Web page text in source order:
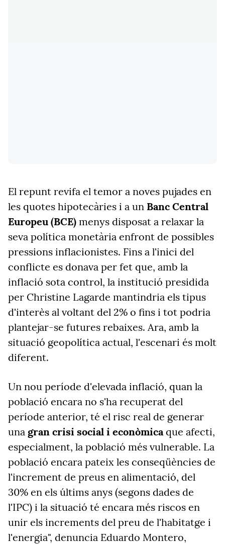
El repunt revifa el temor a noves pujades en
les quotes hipotecàries i a un Banc Central
Europeu (BCE) menys disposat a relaxar la
seva política monetària enfront de possibles
pressions inflacionistes. Fins a l'inici del
conflicte es donava per fet que, amb la
inflació sota control, la institució presidida
per Christine Lagarde mantindria els tipus
d'interès al voltant del 2% o fins i tot podria
plantejar-se futures rebaixes. Ara, amb la
situació geopolítica actual, l'escenari és molt
diferent.
Un nou període d'elevada inflació, quan la
població encara no s'ha recuperat del
període anterior, té el risc real de generar
una gran crisi social i econòmicaque afecti,
especialment, la població més vulnerable. La
població encara pateix les conseqüències de
l'increment de preus en alimentació, del
30% en els últims anys (segons dades de
l'IPC) i la situació té encara més riscos en
unir els increments del preu de l'habitatge i
l'energia", denuncia Eduardo Montero,